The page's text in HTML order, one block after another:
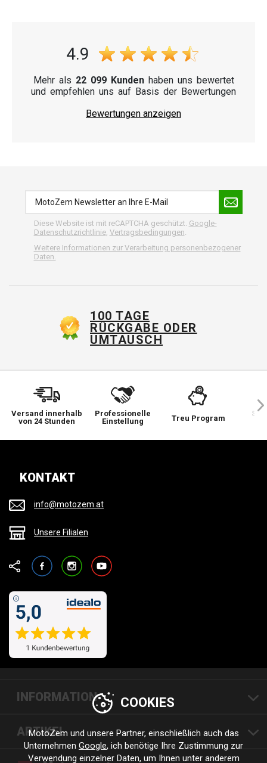
4.9
Mehr als 22 099 Kundenhaben uns bewertet
und empfehlen uns auf Basis der Bewertungen
Bewertungen anzeigen
Diese Website ist mit reCAPTCHA geschützt. Google-
Datenschutzrichtlinie, Vertragsbedingungen
Weitere Informationen zur Verarbeitung personenbezogener
Daten.
100 TAGE
RÜCKGABE ODER
UMTAUSCH
Versand innerhalb
von 24 Stunden
Professionelle
Einstellung
Treu Program
Sie
KONTAKT
info@motozem.at
Unsere Filialen
FacebookInstagramYouTube
INFORMATION
ARTIKEL
COOKIES
MotoZem und unsere Partner, einschließlich auch das
Unternehmen Google, ich benötige Ihre Zustimmung zur
Verwendung einzelner Daten, um Ihnen unter anderem